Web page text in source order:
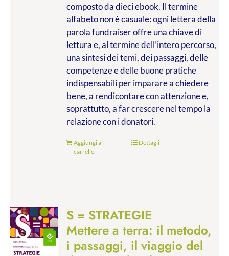
composto da dieci ebook. Il termine
alfabeto non è casuale: ogni lettera della
parola fundraiser offre una chiave di
lettura e, al termine dell’intero percorso,
una sintesi dei temi, dei passaggi, delle
competenze e delle buone pratiche
indispensabili per imparare a chiedere
bene, a rendicontare con attenzione e,
soprattutto, a far crescere nel tempo la
relazione con i donatori.
Aggiungi al
carrello
Dettagli
S = STRATEGIE
Mettere a terra: il metodo,
i passaggi, il viaggio del